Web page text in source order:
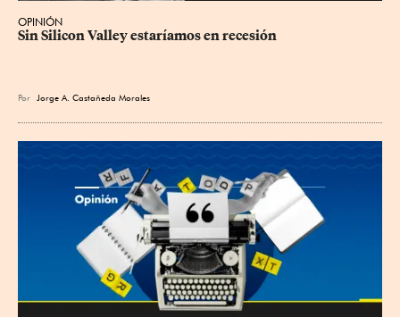
OPINIÓN
Sin Silicon Valley estaríamos en recesión
Por Jorge A. Castañeda Morales